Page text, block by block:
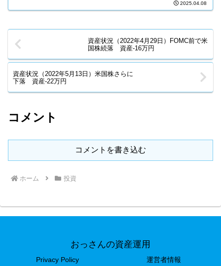
2025.04.08
資産状況（2022年4月29日）FOMC前で米
国株続落 資産-16万円
資産状況（2022年5月13日）米国株さらに
下落 資産-22万円
コメント
コメントを書き込む
ホーム 投資
おっさんの資産運用
Privacy Policy 運営者情報